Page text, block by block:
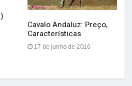
Cavalo Andaluz: Preço,
Características
17 de junho de 2016